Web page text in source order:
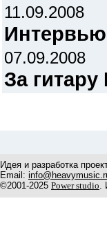
11.09.2008
Интервью
07.09.2008
За
Идея и разработка
Email:
©2001-2025 Power studio.